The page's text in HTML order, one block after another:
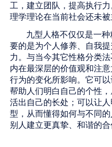
工，建立团队，提高执行
理学理论在当前社会还未被
九型人格不仅仅是一
要的是为个人修养、自我
力。与当今其它性格分类
内在最深层的价值观和注
行为的变化所影响。它可
帮助人们明白自己的个性，
活出自己的长处；可以让
型，从而懂得如何与不同
别人建立更真挚、和谐的合